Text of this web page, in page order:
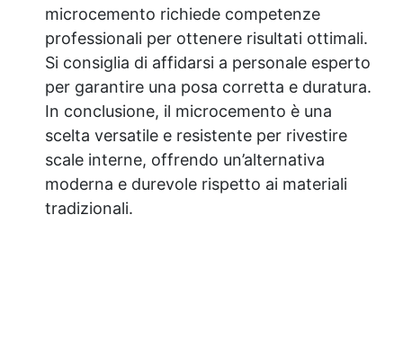
microcemento richiede competenze
professionali per ottenere risultati ottimali.
Si consiglia di affidarsi a personale esperto
per garantire una posa corretta e duratura.
In conclusione, il microcemento è una
scelta versatile e resistente per rivestire
scale interne, offrendo un’alternativa
moderna e durevole rispetto ai materiali
tradizionali.